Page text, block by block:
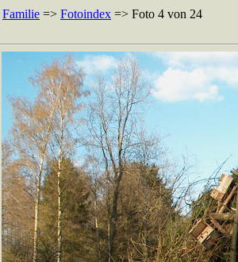
Familie => Fotoindex => Foto 4 von 24